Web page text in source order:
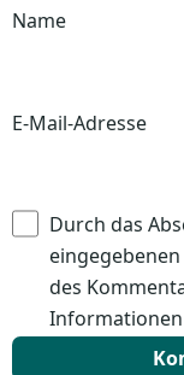
Name
E-Mail-Adresse
Durch das
des